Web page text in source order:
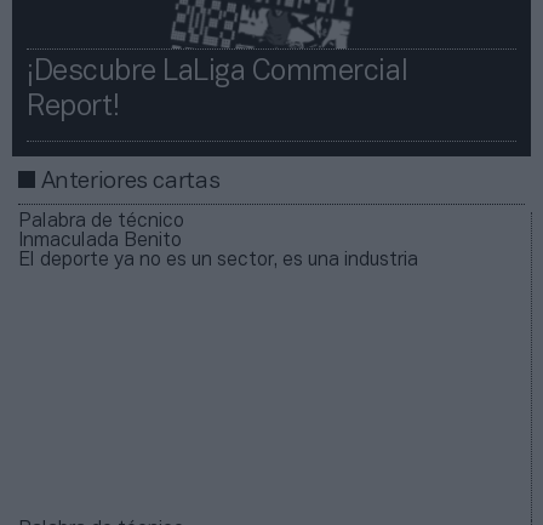
¡Descubre LaLiga Commercial
Report!​​
Anteriores cartas
Palabra de técnico
Inmaculada Benito
El deporte ya no es un sector, es una industria